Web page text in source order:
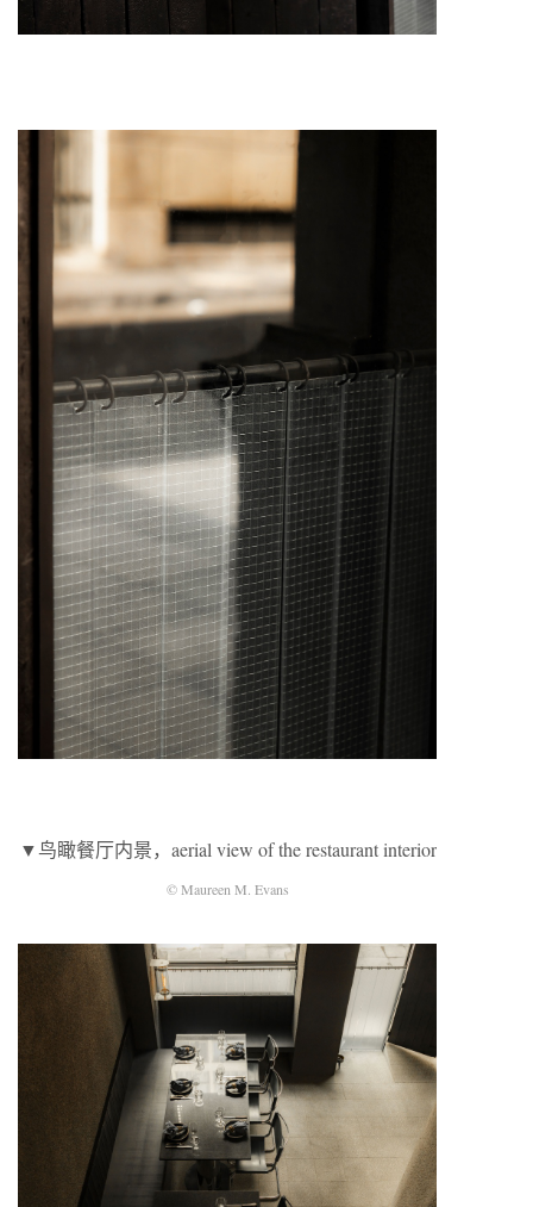
▼鸟瞰餐厅内景，aerial view of the restaurant interior
© Maureen M. Evans